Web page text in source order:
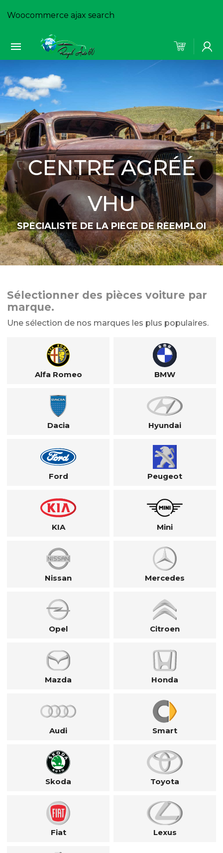
Woocommerce ajax search
CENTRE AGRÉÉ
VHU
SPÉCIALISTE DE LA PIÈCE DE RÉEMPLOI
Sélectionner des pièces voiture par
marque.
Une sélection de nos marques les plus populaires.
Alfa Romeo BMW
Dacia Hyundai
Ford Peugeot
KIA Mini
Nissan Mercedes
Opel Citroen
Mazda Honda
Audi Smart
Skoda Toyota
Fiat Lexus